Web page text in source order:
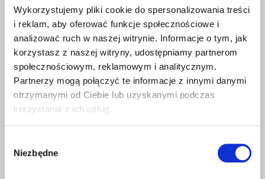
Wykorzystujemy pliki cookie do spersonalizowania treści
i reklam, aby oferować funkcje społecznościowe i
analizować ruch w naszej witrynie. Informacje o tym, jak
korzystasz z naszej witryny, udostępniamy partnerom
społecznościowym, reklamowym i analitycznym.
Partnerzy mogą połączyć te informacje z innymi danymi
otrzymanymi od Ciebie lub uzyskanymi podczas
korzystania z ich usług.
Niezbędne
Rodzina
Nasze zwierzęta są ważnymi członkami
naszych rodzin, wierzymy, że Twoje zwierzę
jest częścią Twojej rodziny.
Szacunek